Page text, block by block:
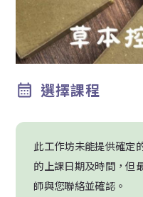
選擇課程
此工作坊未能提供確定
的上課日期及時間，但
師與您聯絡並確認。